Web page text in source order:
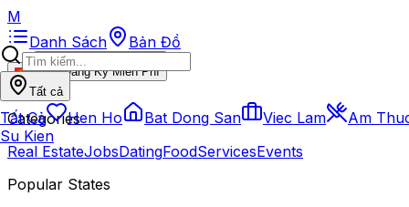
M
Danh Sách
Bản Đồ
VI
Đăng Ký Miễn Phí
Tất cả
Tất Cả Hen Ho Bat Dong San Viec Lam
Am
Su Kien
Categories
Real EstateJobsDatingFoodServicesEvents
Popular States